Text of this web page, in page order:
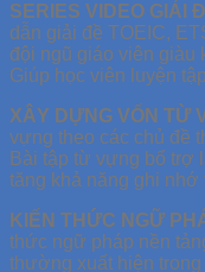
SERIES VIDEO GIẢI
dẫn giải đề TOEIC,
đội ngũ giáo viên giàu
Giúp học viên luyện
XÂY DỰNG VỐN TỪ
vựng theo các chủ đề
Bài tập từ vựng bổ trợ
tăng khả năng ghi nhớ
KIẾN THỨC NGỮ
thức ngữ pháp nền
thường xuất hiện